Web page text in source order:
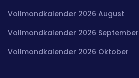
Vollmondkalender 2026 August
Vollmondkalender 2026 September
Vollmondkalender 2026 Oktober